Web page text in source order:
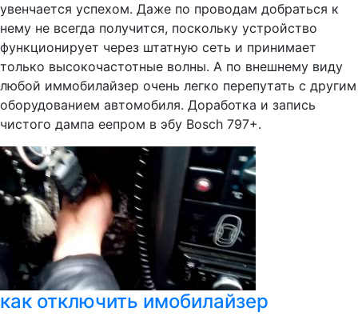
увенчается успехом. Даже по проводам добраться к
нему не всегда получится, поскольку устройство
функционирует через штатную сеть и принимает
только высокочастотные волны. А по внешнему виду
любой иммобилайзер очень легко перепутать с другим
оборудованием автомобиля. Доработка и запись
чистого дампа еепром в эбу Bosch 797+.
как отключить имобилайзер